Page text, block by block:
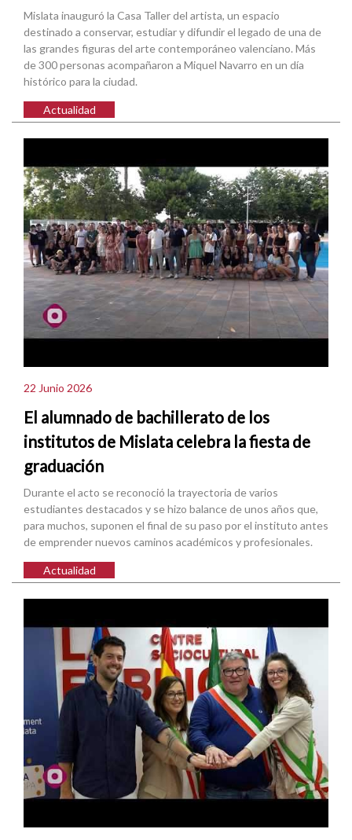
Mislata inauguró la Casa Taller del artista, un espacio
destinado a conservar, estudiar y difundir el legado de una de
las grandes figuras del arte contemporáneo valenciano. Más
de 300 personas acompañaron a Miquel Navarro en un día
histórico para la ciudad.
Actualidad
22 Junio 2026
El alumnado de bachillerato de los
institutos de Mislata celebra la fiesta de
graduación
Durante el acto se reconoció la trayectoria de varios
estudiantes destacados y se hizo balance de unos años que,
para muchos, suponen el final de su paso por el instituto antes
de emprender nuevos caminos académicos y profesionales.
Actualidad